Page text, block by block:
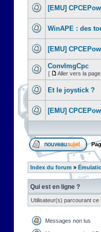
[EMU]
WinAPE : des
[EMU]
ConvImgCpc
[ Aller vers la page
Et le joystick ?
[EMU]
Index du forum »
Qui est en ligne ?
Utilisateur(s) parcourant ce
Messages non lus